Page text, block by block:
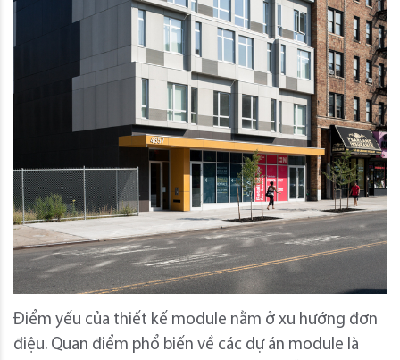
Điểm yếu của thiết kế module nằm ở xu hướng đơn
điệu. Quan điểm phổ biến về các dự án module là